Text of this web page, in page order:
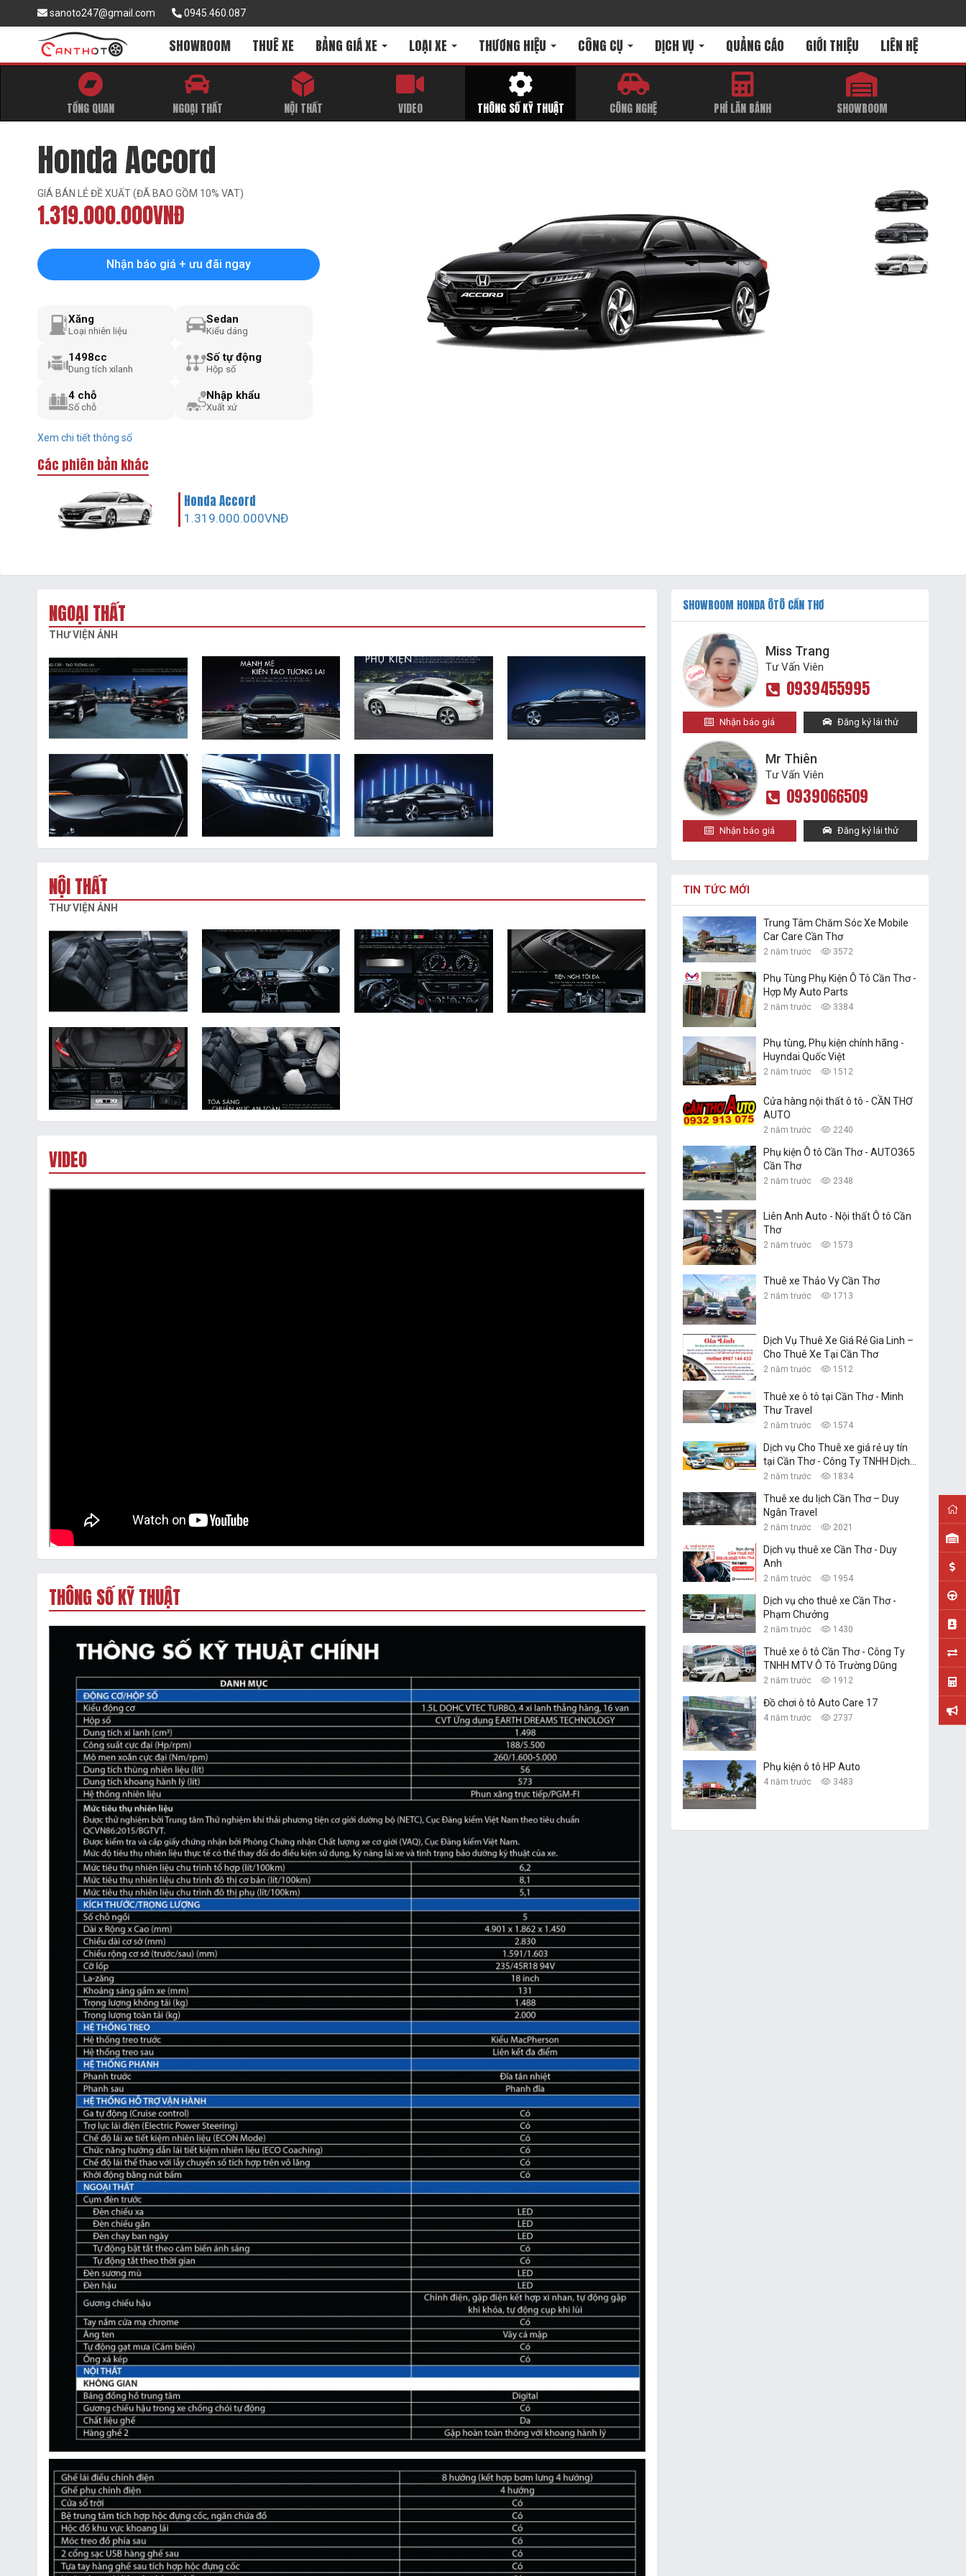
sanoto247@gmail.com 0945.460.087
SHOWROOM THUÊ XE BẢNG GIÁ XE LOẠI XE THƯƠNG HIỆU CÔNG CỤ DỊCH VỤ QUẢNG CÁO GIỚI THIỆU LIÊN HỆ
TỔNG QUAN NGOẠI THẤT NỘI THẤT VIDEO THÔNG SỐ KỸ THUẬT CÔNG NGHỆ PHÍ LĂN BÁNH SHOWROOM
Honda Accord
GIÁ BÁN LẺ ĐỀ XUẤT (ĐÃ BAO GỒM 10% VAT)
1.319.000.000VNĐ
Nhận báo giá + ưu đãi ngay
Xăng
Loại nhiên liệu
Sedan
Kiểu dáng
1498cc
Dung tích xilanh
Số tự động
Hộp số
4 chỗ
Số chỗ
Nhập khẩu
Xuất xứ
Xem chi tiết thông số
Các phiên bản khác
Honda Accord
1.319.000.000VNĐ
NGOẠI THẤT
THƯ VIỆN ẢNH
NỘI THẤT
THƯ VIỆN ẢNH
VIDEO
THÔNG SỐ KỸ THUẬT
SHOWROOM HONDA ÔTÔ CẦN THƠ
Miss Trang
Tư Vấn Viên
0939455995
Nhận báo giá Đăng ký lái thử
Mr Thiên
Tư Vấn Viên
0939066509
Nhận báo giá Đăng ký lái thử
TIN TỨC MỚI
Trung Tâm Chăm Sóc Xe Mobile
Car Care Cần Thơ
2 năm trước 3572
Phụ Tùng Phụ Kiện Ô Tô Cần Thơ -
Hợp My Auto Parts
2 năm trước 3384
Phụ tùng, Phụ kiện chính hãng -
Huyndai Quốc Việt
2 năm trước 1512
Cửa hàng nội thất ô tô - CẦN THƠ
AUTO
2 năm trước 2240
Phụ kiện Ô tô Cần Thơ - AUTO365
Cần Thơ
2 năm trước 2348
Liên Anh Auto - Nội thất Ô tô Cần
Thơ
2 năm trước 1573
Thuê xe Thảo Vy Cần Thơ
2 năm trước 1713
Dịch Vụ Thuê Xe Giá Rẻ Gia Linh –
Cho Thuê Xe Tại Cần Thơ
2 năm trước 1512
Thuê xe ô tô tại Cần Thơ - Minh
Thư Travel
2 năm trước 1574
Dịch vụ Cho Thuê xe giá rẻ uy tín
tại Cần Thơ - Công Ty TNHH Dịch
Vụ Du Lịch Nguyễn Linh
2 năm trước 1834
Thuê xe du lịch Cần Thơ – Duy
Ngân Travel
2 năm trước 2021
Dịch vụ thuê xe Cần Thơ - Duy
Anh
2 năm trước 1954
Dịch vụ cho thuê xe Cần Thơ -
Phạm Chưởng
2 năm trước 1430
Thuê xe ô tô Cần Thơ - Công Ty
TNHH MTV Ô Tô Trường Dũng
2 năm trước 1912
Đồ chơi ô tô Auto Care 17
4 năm trước 2737
Phụ kiện ô tô HP Auto
4 năm trước 3483